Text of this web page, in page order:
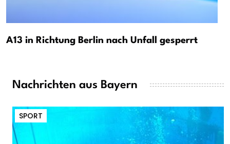
A13 in Richtung Berlin nach Unfall gesperrt
Nachrichten aus Bayern
SPORT